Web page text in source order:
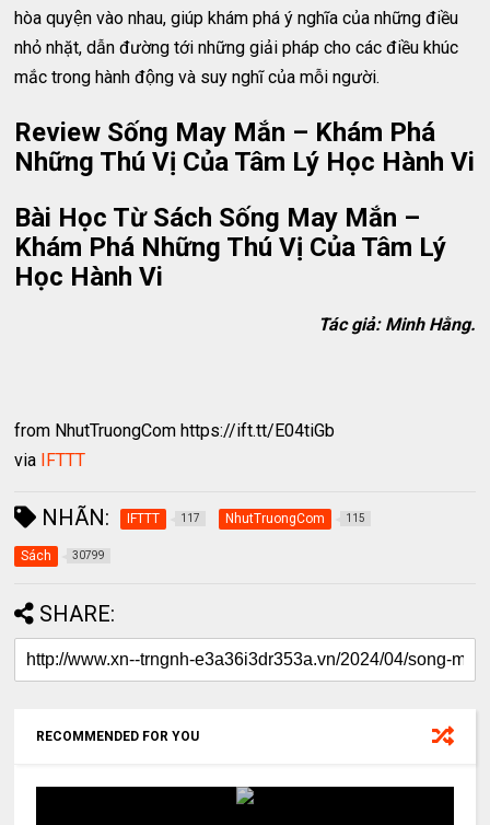
hòa quyện vào nhau, giúp khám phá ý nghĩa của những điều
nhỏ nhặt, dẫn đường tới những giải pháp cho các điều khúc
mắc trong hành động và suy nghĩ của mỗi người.
Review Sống May Mắn – Khám Phá
Những Thú Vị Của Tâm Lý Học Hành Vi
Bài Học Từ Sách Sống May Mắn –
Khám Phá Những Thú Vị Của Tâm Lý
Học Hành Vi
Tác giả: Minh Hằng.
from NhutTruongCom https://ift.tt/E04tiGb
via IFTTT
NHÃN: IFTTT 117 NhutTruongCom 115
Sách 30799
SHARE:
RECOMMENDED FOR YOU